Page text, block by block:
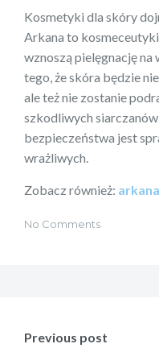
Kosmetyki dla skóry
Arkana to
wznoszą pielęgnację na
tego, że skóra będzie
ale też nie zostanie
szkodliwych
bezpieczeństwa jest
wrażliwych.
Zobacz również:
No Comments
wpisu
Previous post